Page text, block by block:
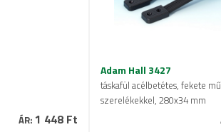
ÁR: 1 448 Ft
Adam Hall 3427
táskafül acélbetétes, fekete
szerelékekkel, 280x34 mm